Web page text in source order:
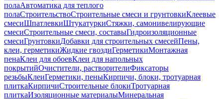
полаАвтоматика для теплого
полаСтроительствоСтроительные смеси и грунтовкиКлеевые
смесиШпатлевкиШтукатуркиСтяжки, самонивелирующие
смесиСтроительные смеси, составыГидроизоляционные
смесиГрунтовкиДобавки для строительных смесейПены,
клеи, герметикиЖидкие гвоздиГерметикиМонтажная
пенаКлеи для обоевКлеи для напольных
покрытийОчистители, растворителиФиксаторы
резьбыКлеиГерметики, пеныКирпичи, блоки, тротуарная
плиткаКирпичиСтроительные блокиТротуарная
плиткаИзоляционные материалыМинеральная